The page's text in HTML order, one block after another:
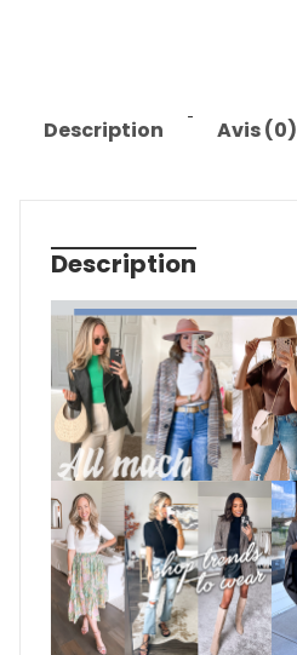
Description Avis (0)
Description